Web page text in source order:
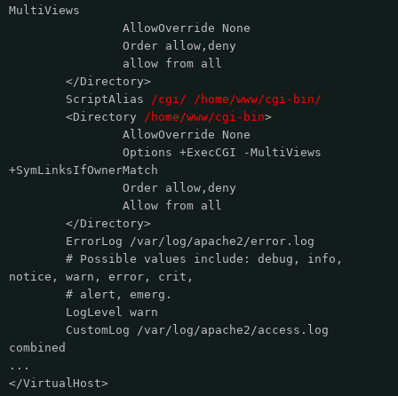
MultiViews
AllowOverride None
Order allow,deny
allow from all
</Directory>
ScriptAlias
/cgi/ /home/www/cgi-bin/
<Directory
/home/www/cgi-bin>
AllowOverride None
Options +ExecCGI -MultiViews
+SymLinksIfOwnerMatch
Order allow,deny
Allow from all
</Directory>
ErrorLog /var/log/apache2/error.log
# Possible values include: debug, info,
notice, warn, error, crit,
# alert, emerg.
LogLevel warn
CustomLog /var/log/apache2/access.log
combined
...
</VirtualHost>